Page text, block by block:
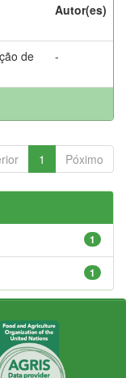
Autor(es)
de
-
1 Póximo
1
1